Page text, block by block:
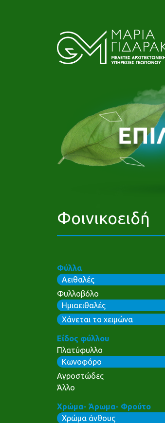
Φοινικοειδή
Φύλλα
Αειθαλές
Φυλλοβόλο
Ημιαειθαλές
Χάνεται το χειμώνα
Είδος φύλλου
Πλατύφυλλο
Κωνοφόρο
Αγροστώδες
Άλλο
Χρώμα- Άρωμα- Φρούτο
Χρώμα άνθους